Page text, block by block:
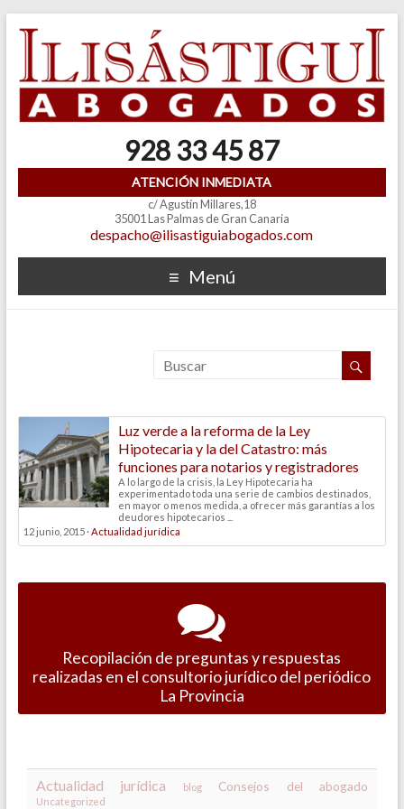
928 33 45 87
ATENCIÓN INMEDIATA
c/ Agustín Millares,18
35001 Las Palmas de Gran Canaria
despacho@ilisastiguiabogados.com
Menú
Luz verde a la reforma de la Ley
Hipotecaria y la del Catastro: más
funciones para notarios y registradores
A lo largo de la crisis, la Ley Hipotecaria ha
experimentado toda una serie de cambios destinados,
en mayor o menos medida, a ofrecer más garantías a los
deudores hipotecarios ...
12 junio, 2015 ·Actualidad jurídica
Recopilación de preguntas y respuestas
realizadas en el consultorio jurídico del periódico
La Provincia
Actualidad jurídica blog Consejos del abogado
Uncategorized